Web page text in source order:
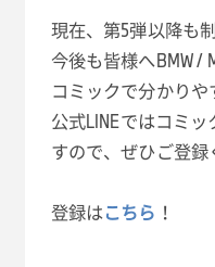
現在、第5弾以降も
今後も皆様へBMW /
コミックで分かりや
公式LINEではコミ
すので、ぜひご登録
登録はこちら ！